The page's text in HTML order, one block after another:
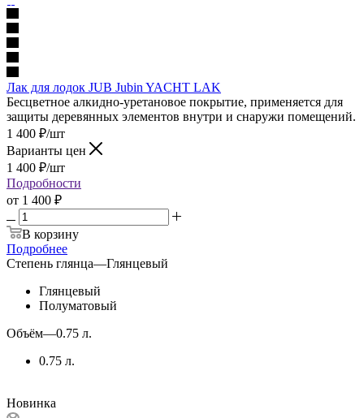
Лак для лодок JUB Jubin YACHT LAK
Бесцветное алкидно-уретановое покрытие, применяется для
защиты деревянных элементов внутри и снаружи помещений.
1 400 ₽/шт
Варианты цен
1 400 ₽/шт
Подробности
от 1 400 ₽
В корзину
Подробнее
Степень глянца—Глянцевый
Глянцевый
Полуматовый
Объём—0.75 л.
0.75 л.
Новинка